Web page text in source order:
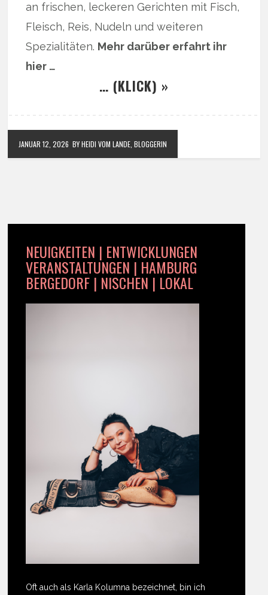
an frischen, leckeren Gerichten mit Fisch,
Fleisch, Reis, Nudeln und weiteren
Spezialitäten. Mehr darüber erfahrt ihr
hier …
… (KLICK) »
JANUAR 12, 2026 BY HEIDI VOM LANDE, BLOGGERIN
NEUIGKEITEN | ENTWICKLUNGEN
VERANSTALTUNGEN | HAMBURG
BERGEDORF | NISCHEN | LOKAL
Oft auch als Karla Kolumna bezeichnet, bin ich